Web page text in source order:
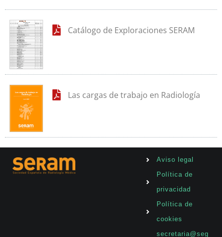
Catálogo de Exploraciones SERAM
Las cargas de trabajo en Radiología
Aviso legal
Política de
privacidad
Política de
cookies
secretaria@seg